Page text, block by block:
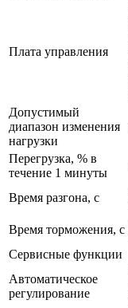
Плата управления
Допустимый
диапазон изменения
нагрузки
Перегрузка, % в
течение 1 минуты
Время разгона, с
Время торможения, с
Сервисные функции
Автоматическое
регулирование